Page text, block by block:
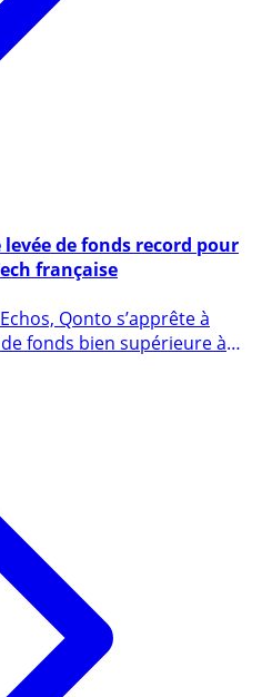
française
fonds bien supérieure à